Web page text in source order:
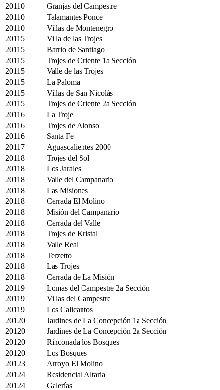
20110
Granjas del Campestre
20110
Talamantes Ponce
20110
Villas de Montenegro
20115
Villa de las Trojes
20115
Barrio de Santiago
20115
Trojes de Oriente 1a Sección
20115
Valle de las Trojes
20115
La Paloma
20115
Villas de San Nicolás
20115
Trojes de Oriente 2a Sección
20116
La Troje
20116
Trojes de Alonso
20116
Santa Fe
20117
Aguascalientes 2000
20118
Trojes del Sol
20118
Los Jarales
20118
Valle del Campanario
20118
Las Misiones
20118
Cerrada El Molino
20118
Misión del Campanario
20118
Cerrada del Valle
20118
Trojes de Kristal
20118
Valle Real
20118
Terzetto
20118
Las Trojes
20118
Cerrada de La Misión
20119
Lomas del Campestre 2a Sección
20119
Villas del Campestre
20119
Los Calicantos
20120
Jardines de La Concepción 1a Sección
20120
Jardines de La Concepción 2a Sección
20120
Rinconada los Bosques
20120
Los Bosques
20123
Arroyo El Molino
20124
Residencial Altaria
20124
Galerías